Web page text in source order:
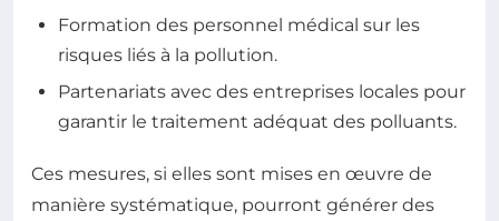
Formation des personnel médical sur les
risques liés à la pollution.
Partenariats avec des entreprises locales pour
garantir le traitement adéquat des polluants.
Ces mesures, si elles sont mises en œuvre de
manière systématique, pourront générer des